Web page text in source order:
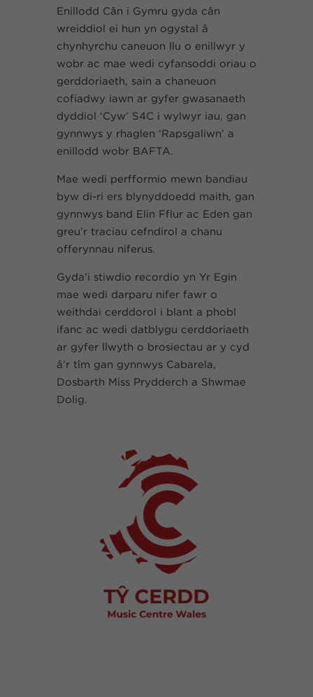
Enillodd Cân i Gymru gyda cân
wreiddiol ei hun yn ogystal â
chynhyrchu caneuon llu o enillwyr y
wobr ac mae wedi cyfansoddi oriau o
gerddoriaeth, sain a chaneuon
cofiadwy iawn ar gyfer gwasanaeth
dyddiol ‘Cyw’ S4C i wylwyr iau, gan
gynnwys y rhaglen ‘Rapsgaliwn’ a
enillodd wobr BAFTA.
Mae wedi perfformio mewn bandiau
byw di-ri ers blynyddoedd maith, gan
gynnwys band Elin Fflur ac Eden gan
greu’r traciau cefndirol a chanu
offerynnau niferus.
Gyda’i stiwdio recordio yn Yr Egin
mae wedi darparu nifer fawr o
weithdai cerddorol i blant a phobl
ifanc ac wedi datblygu cerddoriaeth
ar gyfer llwyth o brosiectau ar y cyd
â’r tîm gan gynnwys Cabarela,
Dosbarth Miss Prydderch a Shwmae
Dolig.